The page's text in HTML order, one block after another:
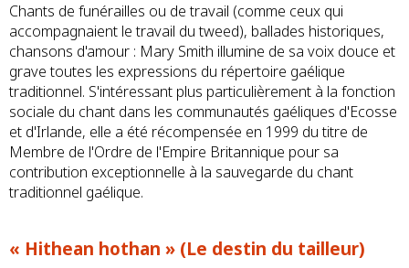
Chants de funérailles ou de travail (comme ceux qui
accompagnaient le travail du tweed), ballades historiques,
chansons d'amour : Mary Smith illumine de sa voix douce et
grave toutes les expressions du répertoire gaélique
traditionnel. S'intéressant plus particulièrement à la fonction
sociale du chant dans les communautés gaéliques d'Ecosse
et d'Irlande, elle a été récompensée en 1999 du titre de
Membre de l'Ordre de l'Empire Britannique pour sa
contribution exceptionnelle à la sauvegarde du chant
traditionnel gaélique.
« Hithean hothan » (Le destin du tailleur)